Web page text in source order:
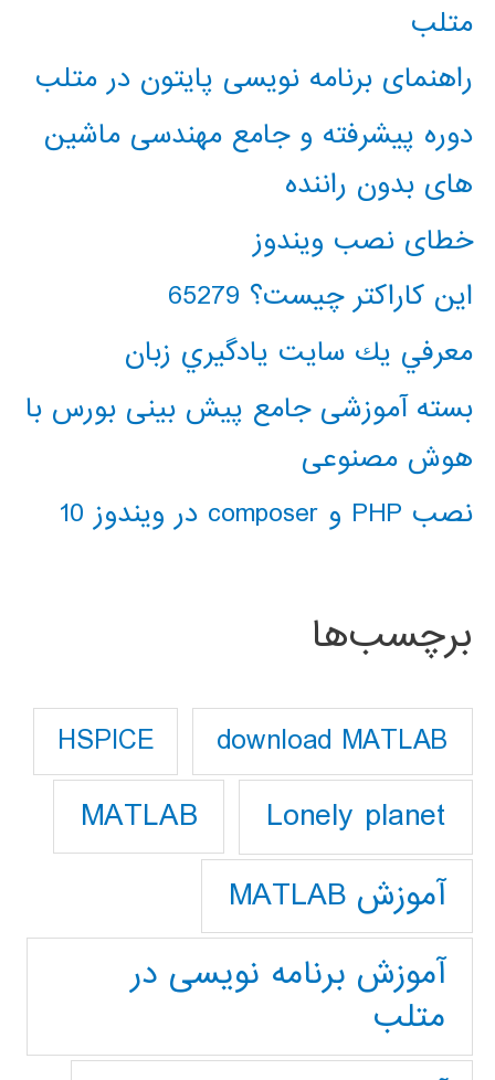
متلب
راهنمای برنامه نویسی پایتون در متلب
دوره پیشرفته و جامع مهندسی ماشین
های بدون راننده
خطای نصب ویندوز
این کاراکتر چیست؟ 65279
معرفي يك سايت يادگيري زبان
بسته آموزشی جامع پیش بینی بورس با
هوش مصنوعی
نصب PHP و composer در ویندوز 10
برچسب‌ها
download MATLAB
HSPICE
Lonely planet
MATLAB
آموزش MATLAB
آموزش برنامه نویسی در
متلب